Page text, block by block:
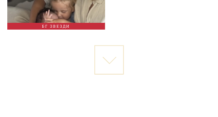
БГ ЗВЕЗДИ